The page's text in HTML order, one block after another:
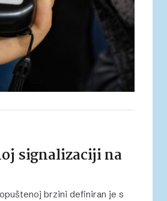
signalizaciji na
brzini definiran je s